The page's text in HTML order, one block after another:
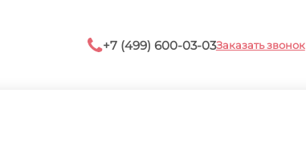
+7 (499) 600-03-03Заказать звонок